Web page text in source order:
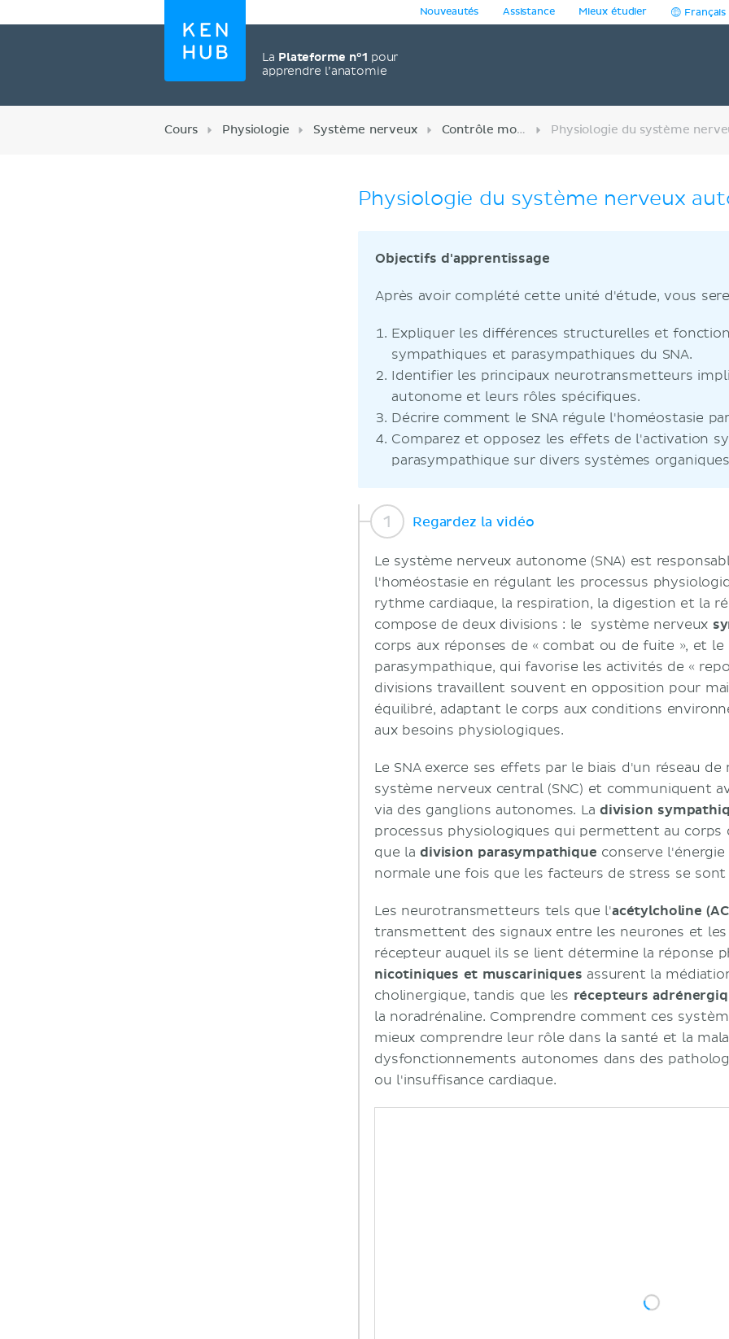
La Plateforme n°1 pour
apprendre l’anatomie
Nouveautés Assistance Mieux étudier Français
Cours Physiologie Système nerveux Contrôle moteur
Physiologie du système nerveux
Objectifs d'apprentissage
Après avoir complété cette unité d'étude, vous
Expliquer les différences structurelles et
sympathiques et parasympathiques du SNA.
Identifier les principaux neurotransmetteurs
autonome et leurs rôles spécifiques.
Décrire comment le SNA régule l'homéostasie
Comparez et opposez les effets de l'activation
parasympathique sur divers systèmes
Regardez la vidéo
Le système nerveux autonome (SNA) est
l'homéostasie en régulant les processus
rythme cardiaque, la respiration, la digestion et la
compose de deux divisions : le système nerveux
corps aux réponses de « combat ou de fuite », et
parasympathique, qui favorise les activités de «
divisions travaillent souvent en opposition pour
équilibré, adaptant le corps aux conditions
aux besoins physiologiques.
Le SNA exerce ses effets par le biais d'un réseau
système nerveux central (SNC) et communiquent
via des ganglions autonomes. La division
processus physiologiques qui permettent au corps
que ladivision parasympathique conserve
normale une fois que les facteurs de stress se
Les neurotransmetteurs tels que l'acétylcholine
transmettent des signaux entre les neurones et
récepteur auquel ils se lient détermine la réponse
nicotiniques et muscariniques assurent la
cholinergique, tandis que les récepteurs
la noradrénaline. Comprendre comment ces
mieux comprendre leur rôle dans la santé et la
dysfonctionnements autonomes dans des
ou l'insuffisance cardiaque.